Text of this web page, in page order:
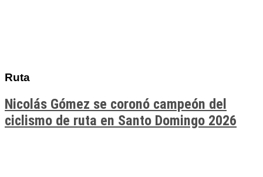
Ruta
Nicolás Gómez se coronó campeón del
ciclismo de ruta en Santo Domingo 2026